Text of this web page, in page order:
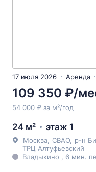
17 июля 2026 Аренда
109 350 ₽/
54 000 ₽ за м²/год
24 м² этаж 1
Москва СВАО р-н
ТРЦ Алтуфьевский
Владыкино , 6 мин.